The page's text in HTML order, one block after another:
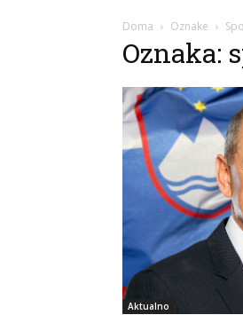
Doma Oznake
Oznaka:
Aktualno